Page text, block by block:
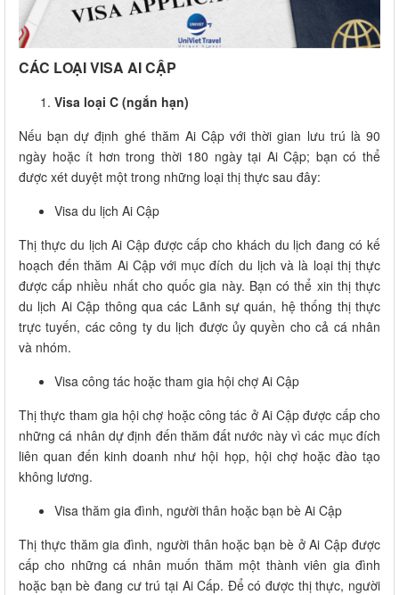
CÁC LOẠI VISA AI CẬP
Visa loại C (ngắn hạn)
Nếu bạn dự định ghé thăm Ai Cập với thời gian lưu trú là 90
ngày hoặc ít hơn trong thời 180 ngày tại Ai Cập; bạn có thể
được xét duyệt một trong những loại thị thực sau đây:
Visa du lịch Ai Cập
Thị thực du lịch Ai Cập được cấp cho khách du lịch đang có kế
hoạch đến thăm Ai Cập với mục đích du lịch và là loại thị thực
được cấp nhiều nhất cho quốc gia này. Bạn có thể xin thị thực
du lịch Ai Cập thông qua các Lãnh sự quán, hệ thống thị thực
trực tuyến, các công ty du lịch được ủy quyền cho cả cá nhân
và nhóm.
Visa công tác hoặc tham gia hội chợ Ai Cập
Thị thực tham gia hội chợ hoặc công tác ở Ai Cập được cấp cho
những cá nhân dự định đến thăm đất nước này vì các mục đích
liên quan đến kinh doanh như hội họp, hội chợ hoặc đào tạo
không lương.
Visa thăm gia đình, người thân hoặc bạn bè Ai Cập
Thị thực thăm gia đình, người thân hoặc bạn bè ở Ai Cập được
cấp cho những cá nhân muốn thăm một thành viên gia đình
hoặc bạn bè đang cư trú tại Ai Cấp. Để có được thị thực, người